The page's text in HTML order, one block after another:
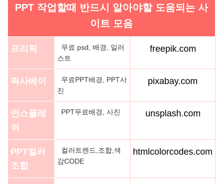
PPT 작업할때 반드시 알아야할 도움되는 사
이트 모음
프리픽
무료 psd, 배경, 일러
스트
freepik.com
픽사베이
무료PPT배경, PPT사
진
pixabay.com
언스플레
쉬
PPT무료배경, 사진 unsplash.com
PPT컬러
조합
컬러트렌드,조합,색
감CODE
htmlcolorcodes.com